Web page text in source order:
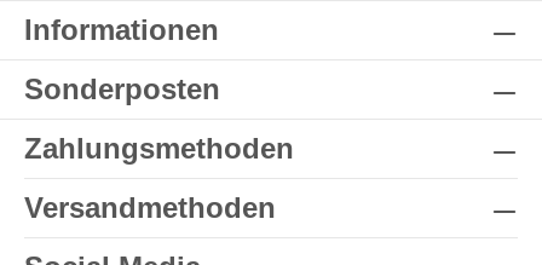
Informationen
Sonderposten
Zahlungsmethoden
Versandmethoden